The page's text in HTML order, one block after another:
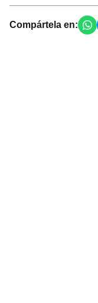
Compártela en: